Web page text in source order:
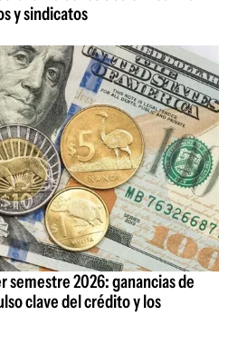
y sindicatos
semestre 2026: ganancias de
clave del crédito y los